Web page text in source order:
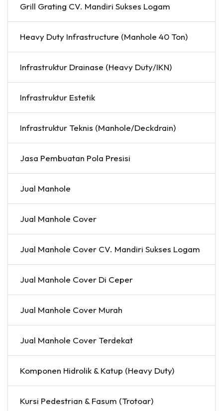
Grill Grating CV. Mandiri Sukses Logam
Heavy Duty Infrastructure (Manhole 40 Ton)
Infrastruktur Drainase (Heavy Duty/IKN)
Infrastruktur Estetik
Infrastruktur Teknis (Manhole/Deckdrain)
Jasa Pembuatan Pola Presisi
Jual Manhole
Jual Manhole Cover
Jual Manhole Cover CV. Mandiri Sukses Logam
Jual Manhole Cover Di Ceper
Jual Manhole Cover Murah
Jual Manhole Cover Terdekat
Komponen Hidrolik & Katup (Heavy Duty)
Kursi Pedestrian & Fasum (Trotoar)